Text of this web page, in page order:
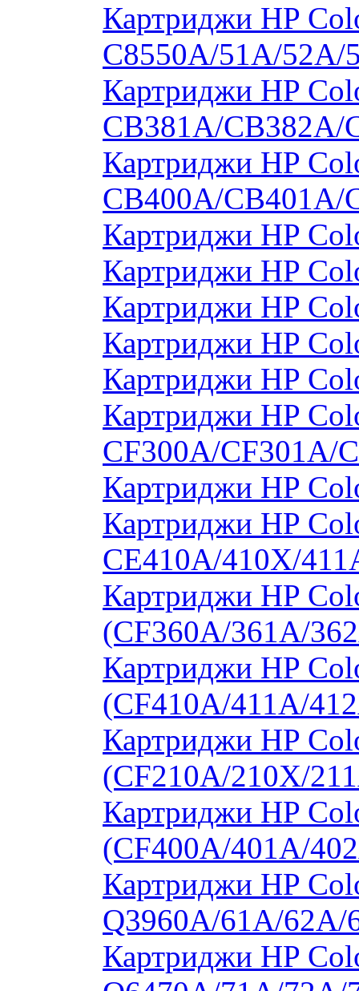
Картриджи HP
C8550A/51A/
Картриджи HP
CB381A/CB382A/
Картриджи HP
CB400A/CB401A/
Картриджи HP
Картриджи HP
Картриджи HP
Картриджи HP
Картриджи HP
Картриджи HP
CF300A/CF301A/
Картриджи HP
Картриджи HP
CE410A/410X/
Картриджи HP
(CF360A/361A/
Картриджи HP
(CF410A/411A/
Картриджи HP
(CF210A/210X/
Картриджи HP
(CF400A/401A/
Картриджи HP
Q3960A/61A/
Картриджи HP